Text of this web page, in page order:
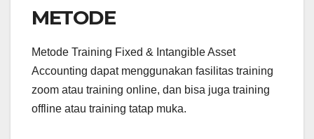
METODE
Metode Training Fixed & Intangible Asset
Accounting dapat menggunakan fasilitas training
zoom atau training online, dan bisa juga training
offline atau training tatap muka.